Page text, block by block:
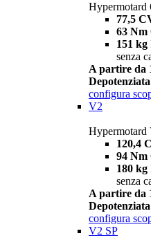
Hypermotard
77,5
63 Nm
151 kg
senza
A partire da
configura
V2
Hypermotard
120,4
94 Nm
180 kg
senza
A partire da
configura
V2 SP